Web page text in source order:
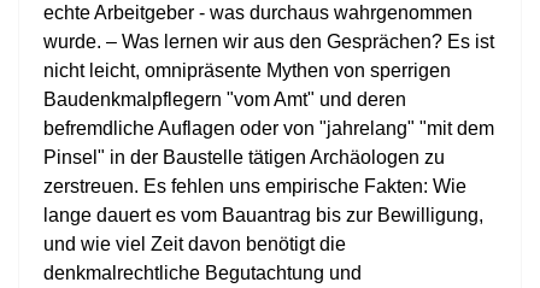
echte Arbeitgeber - was durchaus wahrgenommen
wurde. – Was lernen wir aus den Gesprächen? Es ist
nicht leicht, omnipräsente Mythen von sperrigen
Baudenkmalpflegern "vom Amt" und deren
befremdliche Auflagen oder von "jahrelang" "mit dem
Pinsel" in der Baustelle tätigen Archäologen zu
zerstreuen. Es fehlen uns empirische Fakten: Wie
lange dauert es vom Bauantrag bis zur Bewilligung,
und wie viel Zeit davon benötigt die
denkmalrechtliche Begutachtung und